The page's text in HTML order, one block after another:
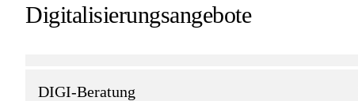
Digitalisierungsangebote
DIGI-Beratung